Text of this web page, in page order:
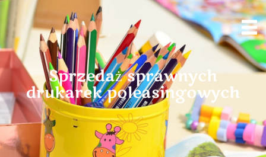
Sprzedaż sprawnych
drukarek poleasingowych